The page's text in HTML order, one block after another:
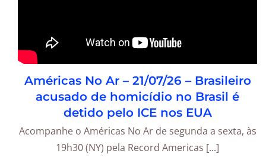
Américas No Ar – 21/07/26 – Brasileiro
acusado de homicídio no Brasil é
detido pelo ICE nos EUA
Acompanhe o Américas No Ar de segunda a sexta, às
19h30 (NY) pela Record Americas [...]